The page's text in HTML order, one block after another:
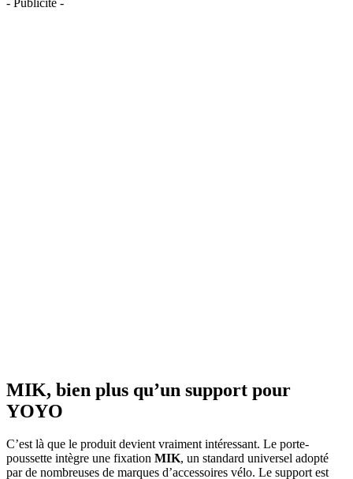
MIK, bien plus qu’un support pour
YOYO
C’est là que le produit devient vraiment intéressant. Le porte-
poussette intègre une fixation MIK, un standard universel adopté
par de nombreuses de marques d’accessoires vélo. Le support est